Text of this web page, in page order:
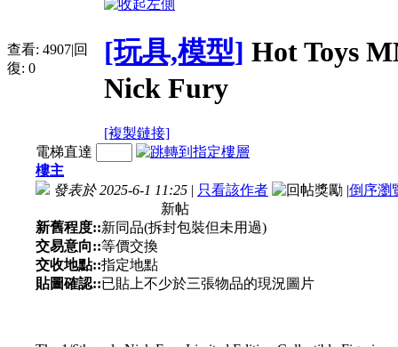
查看: 4907|回
復: 0
[玩具,模型] Hot Toys
Nick Fury
[複製鏈接]
電梯直達
樓主
發表於 2025-6-1 11:25 | 只看該作者 |倒序瀏
新帖
新舊程度::新同品(拆封包裝但未用過)
交易意向::等價交換
交收地點::指定地點
貼圖確認::已貼上不少於三張物品的現況圖片